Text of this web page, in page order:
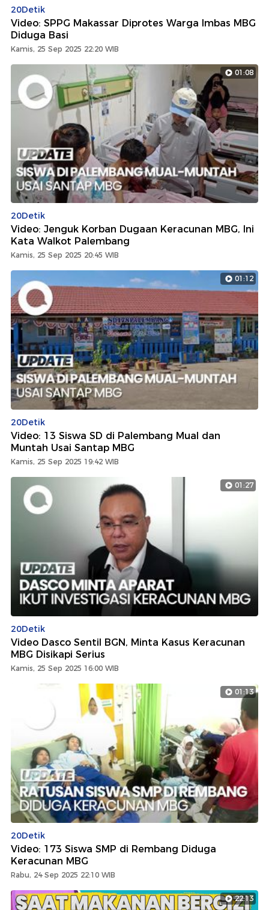
20Detik
Video: SPPG Makassar Diprotes Warga Imbas MBG
Diduga Basi
Kamis, 25 Sep 2025 22:20 WIB
01:08
20Detik
Video: Jenguk Korban Dugaan Keracunan MBG, Ini
Kata Walkot Palembang
Kamis, 25 Sep 2025 20:45 WIB
01:12
20Detik
Video: 13 Siswa SD di Palembang Mual dan
Muntah Usai Santap MBG
Kamis, 25 Sep 2025 19:42 WIB
01:27
20Detik
Video Dasco Sentil BGN, Minta Kasus Keracunan
MBG Disikapi Serius
Kamis, 25 Sep 2025 16:00 WIB
01:13
20Detik
Video: 173 Siswa SMP di Rembang Diduga
Keracunan MBG
Rabu, 24 Sep 2025 22:10 WIB
22:13